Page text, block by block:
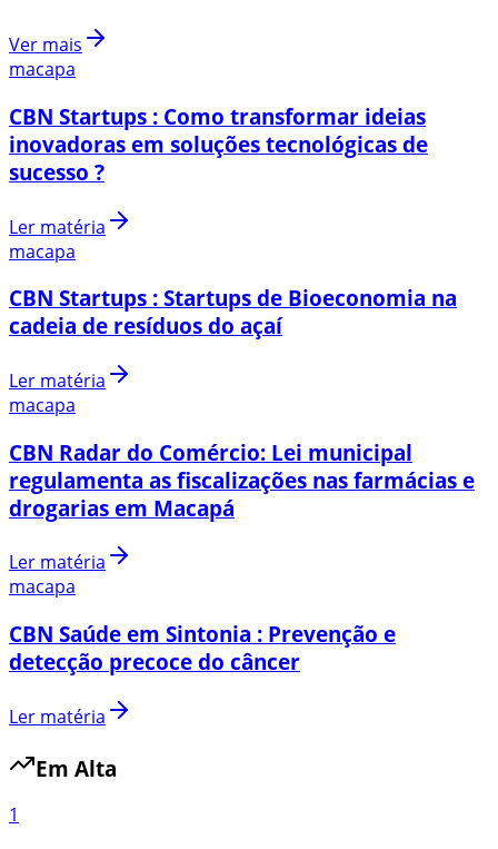
Ver mais
macapa
CBN Startups : Como transformar ideias
inovadoras em soluções tecnológicas de
sucesso ?
Ler matéria
macapa
CBN Startups : Startups de Bioeconomia na
cadeia de resíduos do açaí
Ler matéria
macapa
CBN Radar do Comércio: Lei municipal
regulamenta as fiscalizações nas farmácias e
drogarias em Macapá
Ler matéria
macapa
CBN Saúde em Sintonia : Prevenção e
detecção precoce do câncer
Ler matéria
Em Alta
1